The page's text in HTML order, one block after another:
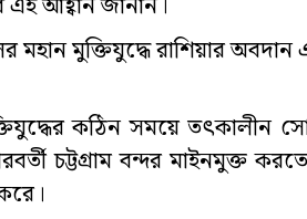
মুক্তিযুদ্ধে রাশিয়ার অবদান
কঠিন সময়ে তৎকালীন
চট্টগ্রাম বন্দর মাইনমুক্ত